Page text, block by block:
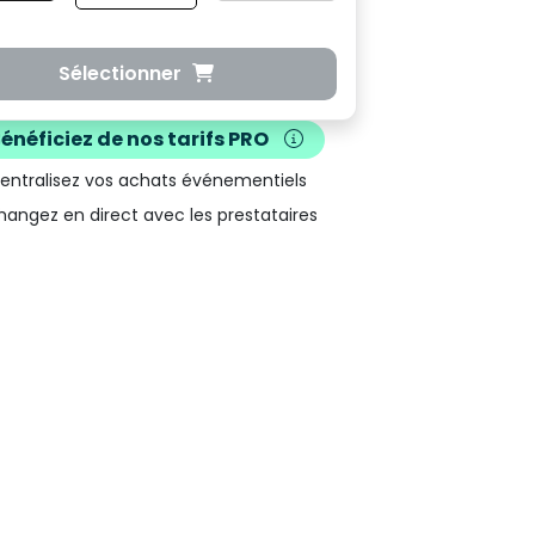
Sélectionner
de nostarifs PRO
vos achats événementiels
en direct avec les prestataires